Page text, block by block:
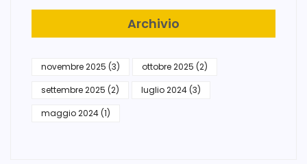
Archivio
novembre 2025 (3) ottobre 2025 (2)
settembre 2025 (2) luglio 2024(3)
maggio 2024(1)